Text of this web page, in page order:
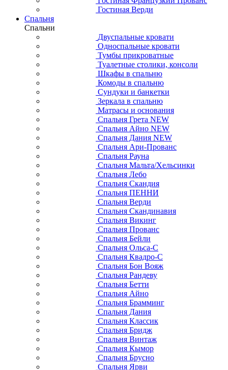
Гостиная Верди
Спальня
Спальни
Двуспальные кровати
Односпальные кровати
Тумбы прикроватные
Туалетные столики, консоли
Шкафы в спальню
Комоды в спальню
Сундуки и банкетки
Зеркала в спальню
Матрасы и основания
Спальня Грета NEW
Спальня Айно NEW
Спальня Дания NEW
Спальня Ари-Прованс
Спальня Рауна
Спальня Мальта/Хельсинки
Спальня Лебо
Спальня Скандия
Спальня ПЕННИ
Спальня Верди
Спальня Скандинавия
Спальня Викинг
Спальня Прованс
Спальня Бейли
Спальня Ольса-С
Спальня Квадро-С
Спальня Бон Вояж
Спальня Рандеву
Спальня Бетти
Спальня Айно
Спальня Брамминг
Спальня Дания
Спальня Классик
Спальня Бридж
Спальня Винтаж
Спальня Кымор
Спальня Брусно
Спальня Ярви